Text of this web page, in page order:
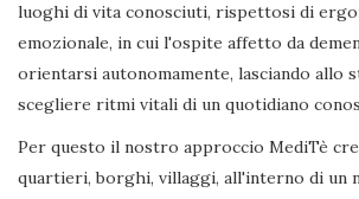
luoghi di vita conosciuti, rispettosi di
emozionale, in cui l'ospite affetto da
orientarsi autonomamente, lasciando allo
scegliere ritmi vitali di un quotidiano
Per questo il nostro approccio MediTè
quartieri, borghi, villaggi, all'interno di un